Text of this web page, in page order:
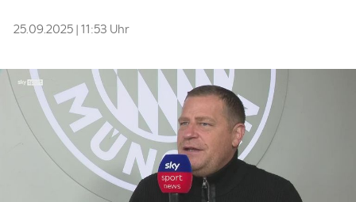
25.09.2025 | 11:53 Uhr